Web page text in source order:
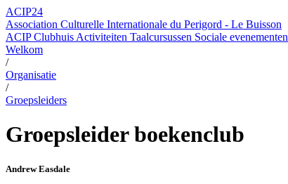
ACIP24
Association Culturelle Internationale du Perigord - Le Buisson
ACIP Clubhuis Activiteiten Taalcursussen Sociale evenementen
Welkom
/
Organisatie
/
Groepsleiders
Groepsleider boekenclub
Andrew Easdale